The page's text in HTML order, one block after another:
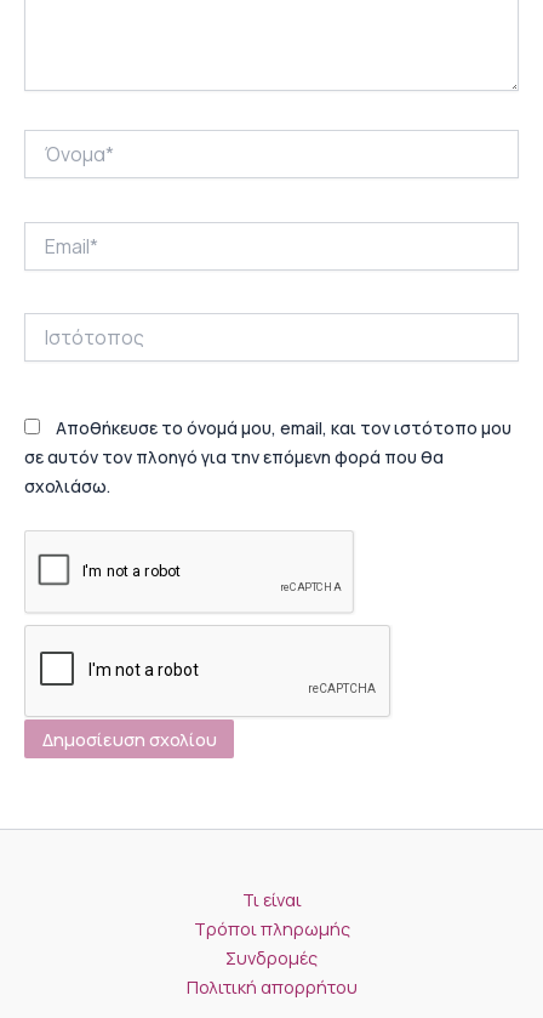
Ιστότοπος
Αποθήκευσε το όνομά μου, email, και τον ιστότοπο μου
σε αυτόν τον πλοηγό για την επόμενη φορά που θα
σχολιάσω.
Τι είναι
Τρόποι πληρωμής
Συνδρομές
Πολιτική απορρήτου